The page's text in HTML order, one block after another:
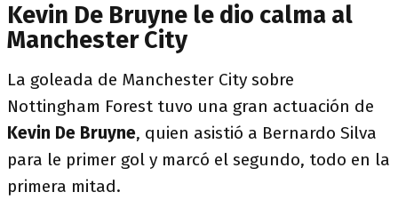
Kevin De Bruyne le dio calma al
Manchester City
La goleada de Manchester City sobre
Nottingham Forest tuvo una gran actuación de
Kevin De Bruyne, quien asistió a Bernardo Silva
para le primer gol y marcó el segundo, todo en la
primera mitad.